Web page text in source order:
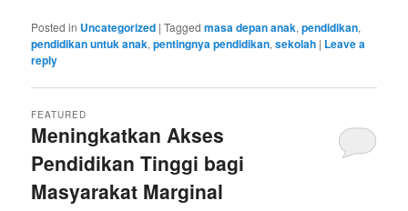
Posted in Uncategorized |Tagged masa depan anak,pendidikan,
pendidikan untuk anak,pentingnya pendidikan,sekolah | Leave a
reply
Meningkatkan Akses
Pendidikan Tinggi bagi
Masyarakat Marginal
FEATURED